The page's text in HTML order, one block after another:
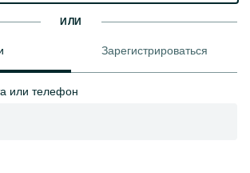
ИЛИ
Зарегистрироваться
или телефон